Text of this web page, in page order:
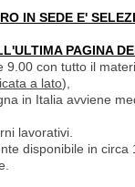
IN SEDE E'
PAGINA
con tutto il
a lato),
in Italia avviene
lavorativi.
disponibile in circa